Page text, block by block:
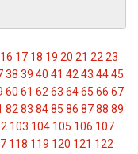
16 17 18 19 20 21 22 23
38 39 40 41 42 43 4445
60 61 62 63 6465 66 67
82 83 8485 86 8788 89
103 104 105 106 107
118 119 120 121 122